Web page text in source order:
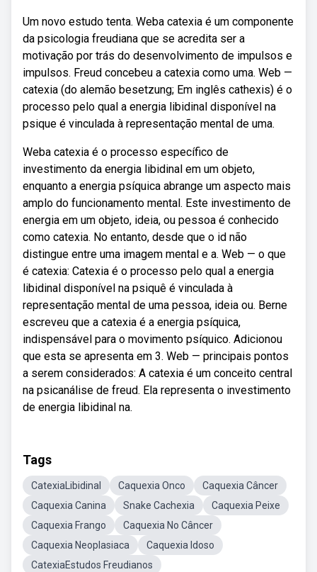
Um novo estudo tenta. Weba catexia é um componente
da psicologia freudiana que se acredita ser a
motivação por trás do desenvolvimento de impulsos e
impulsos. Freud concebeu a catexia como uma. Web —
catexia (do alemão besetzung; Em inglês cathexis) é o
processo pelo qual a energia libidinal disponível na
psique é vinculada à representação mental de uma.
Weba catexia é o processo específico de
investimento da energia libidinal em um objeto,
enquanto a energia psíquica abrange um aspecto mais
amplo do funcionamento mental. Este investimento de
energia em um objeto, ideia, ou pessoa é conhecido
como catexia. No entanto, desde que o id não
distingue entre uma imagem mental e a. Web — o que
é catexia: Catexia é o processo pelo qual a energia
libidinal disponível na psiquê é vinculada à
representação mental de uma pessoa, ideia ou. Berne
escreveu que a catexia é a energia psíquica,
indispensável para o movimento psíquico. Adicionou
que esta se apresenta em 3. Web — principais pontos
a serem considerados: A catexia é um conceito central
na psicanálise de freud. Ela representa o investimento
de energia libidinal na.
Tags
CatexiaLibidinal Caquexia Onco
Caquexia Câncer
Caquexia Canina
Snake Cachexia
Caquexia Peixe
Caquexia Frango
Caquexia No Câncer
Caquexia Neoplasiaca
Caquexia Idoso
CatexiaEstudos Freudianos